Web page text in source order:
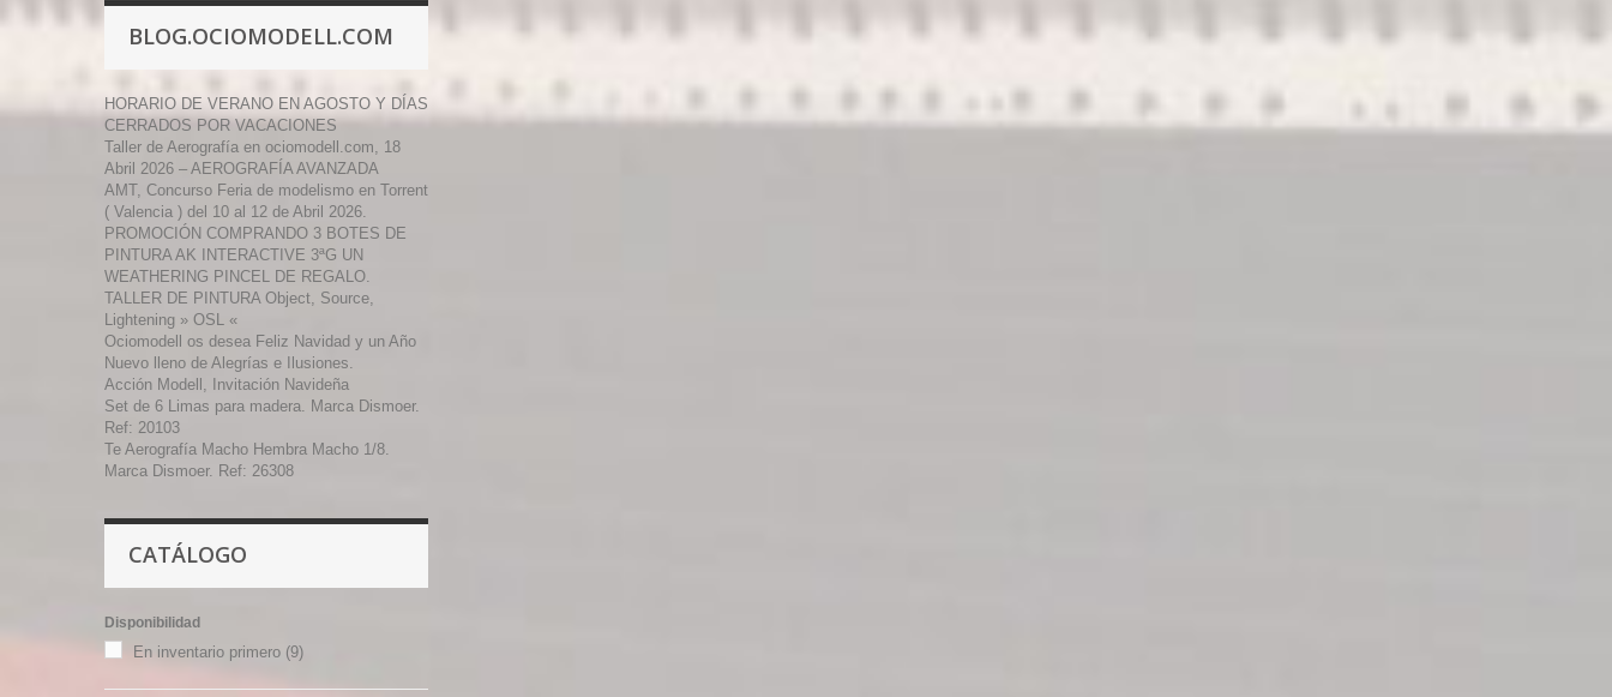
BLOG.OCIOMODELL.COM
HORARIO DE VERANO EN AGOSTO Y DÍAS
CERRADOS POR VACACIONES
Taller de Aerografía en ociomodell.com, 18
Abril 2026 – AEROGRAFÍA AVANZADA
AMT, Concurso Feria de modelismo en Torrent
( Valencia ) del 10 al 12 de Abril 2026.
PROMOCIÓN COMPRANDO 3 BOTES DE
PINTURA AK INTERACTIVE 3ªG UN
WEATHERING PINCEL DE REGALO.
TALLER DE PINTURA Object, Source,
Lightening » OSL «
Ociomodell os desea Feliz Navidad y un Año
Nuevo lleno de Alegrías e Ilusiones.
Acción Modell, Invitación Navideña
Set de 6 Limas para madera. Marca Dismoer.
Ref: 20103
Te Aerografía Macho Hembra Macho 1/8.
Marca Dismoer. Ref: 26308
CATÁLOGO
Disponibilidad
En inventario primero (9)